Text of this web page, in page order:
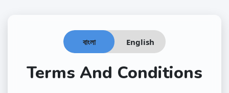
বাংলা English
Terms And Conditions